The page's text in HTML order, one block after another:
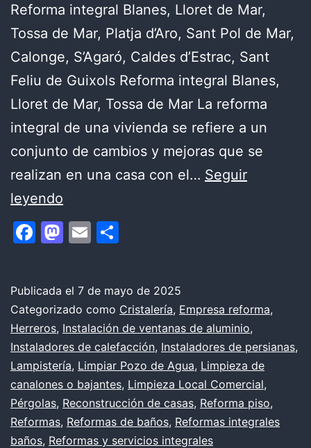
Reforma integral Blanes, Lloret de Mar,
Tossa de Mar, Platja d’Aro, Sant Pol de Mar,
Calonge, S’Agaró, Caldes d’Estrac, Sant
Feliu de Guixols Reforma integral Blanes,
Lloret de Mar, Tossa de Mar La reforma
integral de una vivienda se refiere a un
conjunto de cambios y mejoras que se
realizan en una casa con el… Seguir
leyendo
es
una
integral
y
cuándo
suele
realizarse?
Facebook
Mastodon
Email
Publicada el 7 de mayo de 2025
Categorizado como Cristalería, Empresa reforma,
Herreros, Instalación de ventanas de aluminio,
Instaladores de calefacción, Instaladores de persianas,
Lampistería, Limpiar Pozo de Agua, Limpieza de
canalones o bajantes, Limpieza Local Comercial,
Pérgolas, Reconstrucción de casas, Reforma piso,
Reformas, Reformas de baños, Reformas integrales
baños, Reformas y servicios integrales